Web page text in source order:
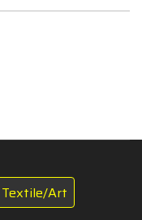
Art